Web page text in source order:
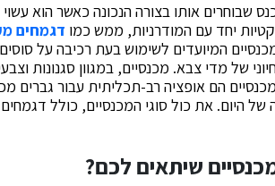
שבוחרים אותו בצורה הנכונה כאשר הוא
יחד עם המודרניות, ממש כמו דגמחים
המיועדים לשימוש בעת רכיבה על
של מדי צבא. מכנסיים, במגוון סגנונות
מכנסיים הם אופציה רב-תכליתית עבור גברים
של היום. את כול סוגי המכנסיים, כולל
שיתאים לכם?